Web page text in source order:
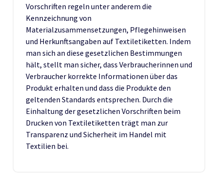
Vorschriften regeln unter anderem die
Kennzeichnung von
Materialzusammensetzungen, Pflegehinweisen
und Herkunftsangaben auf Textiletiketten. Indem
man sich an diese gesetzlichen Bestimmungen
hält, stellt man sicher, dass Verbraucherinnen und
Verbraucher korrekte Informationen über das
Produkt erhalten und dass die Produkte den
geltenden Standards entsprechen. Durch die
Einhaltung der gesetzlichen Vorschriften beim
Drucken von Textiletiketten trägt man zur
Transparenz und Sicherheit im Handel mit
Textilien bei.